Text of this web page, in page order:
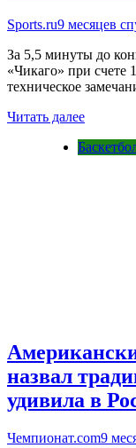
Sports.ru9 месяцев
За 5,5 минуты до
«Чикаго» при счете
техническое
Читать далее
назвал
удивила в
Чемпионат.com9